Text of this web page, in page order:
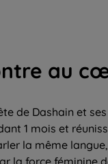
au
de Dashain et
1 mois et
la même